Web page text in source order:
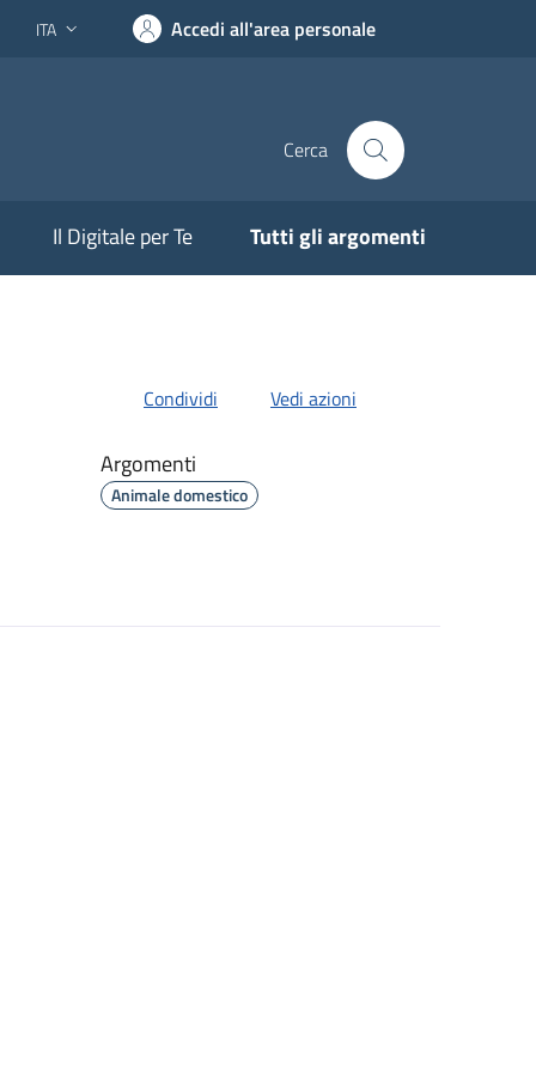
Lingua attiva:
ITA Accedi all'area personale
Cerca
Il Digitale per Te Tutti gli argomenti
Condividi Vedi azioni
Argomenti
Animale domestico